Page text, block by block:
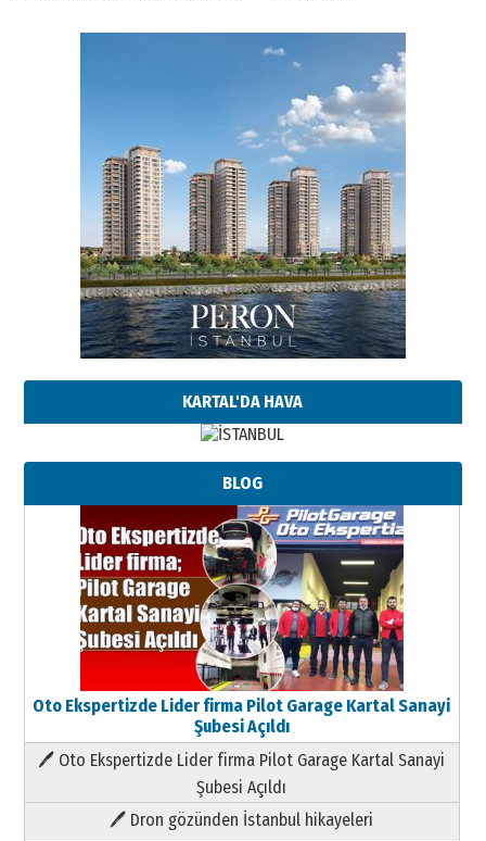
KARTAL'DA HAVA
BLOG
Oto Ekspertizde Lider firma Pilot Garage Kartal Sanayi
Şubesi Açıldı
🖊 Oto Ekspertizde Lider firma Pilot Garage Kartal Sanayi
Şubesi Açıldı
🖊 Dron gözünden İstanbul hikayeleri